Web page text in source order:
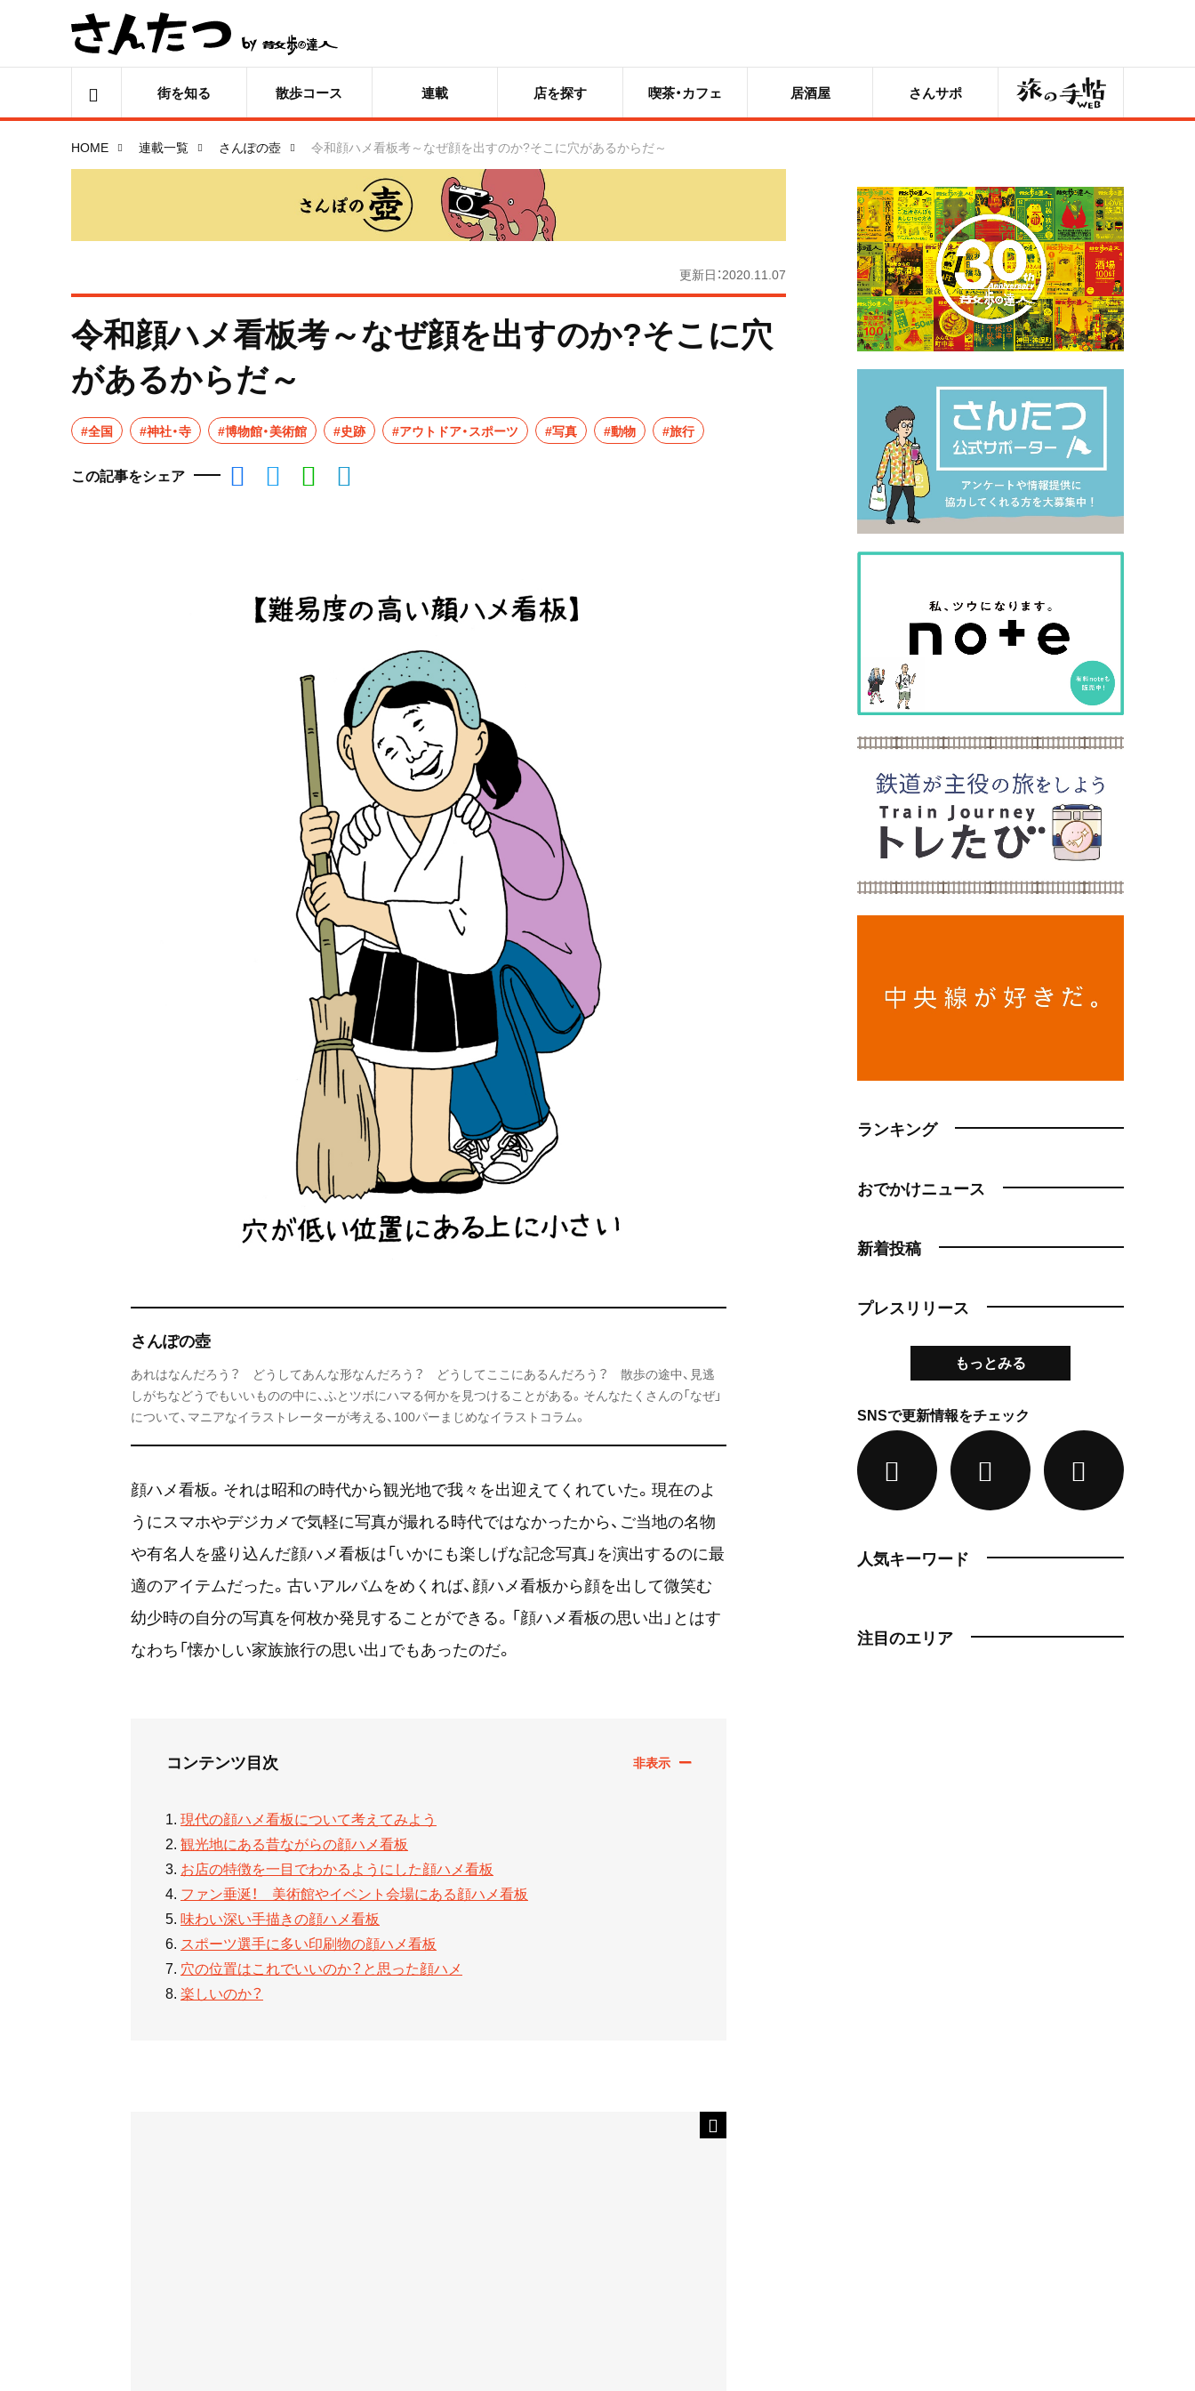
街を知る 散歩コース 連載 店を探す 喫茶・カフェ 居酒屋 さんサポ 旅の手帖
HOME 連載一覧 さんぽの壺 令和顔ハメ看板考～なぜ顔を出すのか?そこに穴があるからだ～
更新日：2020.11.07
令和顔ハメ看板考～なぜ顔を出すのか?そこに穴
があるからだ～
#全国 #神社・寺 #博物館・美術館 #史跡 #アウトドア・スポーツ #写真 #動物 #旅行
この記事をシェア
さんぽの壺
あれはなんだろう？ どうしてあんな形なんだろう？ どうしてここにあるんだろう？ 散歩の途中、見逃
しがちなどうでもいいものの中に、ふとツボにハマる何かを見つけることがある。そんなたくさんの「なぜ」
について、マニアなイラストレーターが考える、100パーまじめなイラストコラム。
顔ハメ看板。それは昭和の時代から観光地で我々を出迎えてくれていた。現在のよ
うにスマホやデジカメで気軽に写真が撮れる時代ではなかったから、ご当地の名物
や有名人を盛り込んだ顔ハメ看板は「いかにも楽しげな記念写真」を演出するのに最
適のアイテムだった。古いアルバムをめくれば、顔ハメ看板から顔を出して微笑む
幼少時の自分の写真を何枚か発見することができる。「顔ハメ看板の思い出」とはす
なわち「懐かしい家族旅行の思い出」でもあったのだ。
コンテンツ目次
現代の顔ハメ看板について考えてみよう
観光地にある昔ながらの顔ハメ看板
お店の特徴を一目でわかるようにした顔ハメ看板
ファン垂涎！ 美術館やイベント会場にある顔ハメ看板
味わい深い手描きの顔ハメ看板
スポーツ選手に多い印刷物の顔ハメ看板
穴の位置はこれでいいのか？と思った顔ハメ
楽しいのか？
ランキング
おでかけニュース
新着投稿
プレスリリース
もっとみる
SNSで更新情報をチェック
人気キーワード
注目のエリア